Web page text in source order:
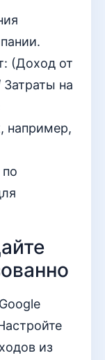
(Доход от
Затраты на
например,
из